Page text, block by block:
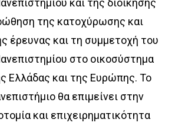
και της διοίκησης
της κατοχύρωσης και
έρευνας και τη συμμετοχή του
στο οικοσύστημα
Ελλάδας και της Ευρώπης. To
θα επιμείνει στην
και επιχειρηματικότητα